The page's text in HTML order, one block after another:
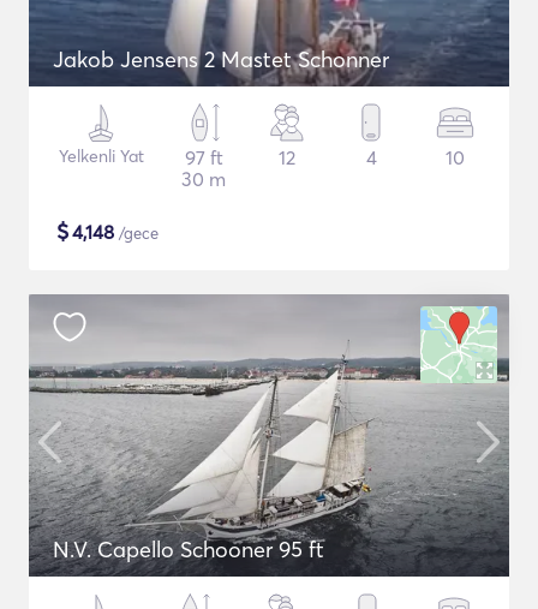
Jakob Jensens 2 Mastet Schonner
Yelkenli Yat
97 ft
30 m
12 4 10
$4,148 /gece
N.V. Capello Schooner 95 ft